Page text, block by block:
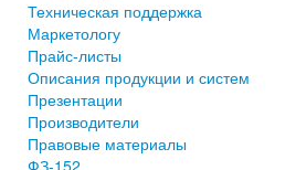
Техническая поддержка
Маркетологу
Прайс-листы
Описания продукции и систем
Презентации
Производители
Правовые материалы
ФЗ-152